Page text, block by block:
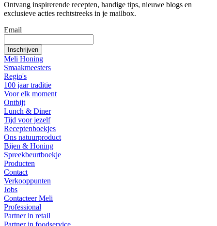
Ontvang inspirerende recepten, handige tips, nieuwe blogs en
exclusieve acties rechtstreeks in je mailbox.
Email
Meli Honing
Smaakmeesters
Regio's
100 jaar traditie
Voor elk moment
Ontbijt
Lunch & Diner
Tijd voor jezelf
Receptenboekjes
Ons natuurproduct
Bijen & Honing
Spreekbeurtboekje
Producten
Contact
Verkooppunten
Jobs
Contacteer Meli
Professional
Partner in retail